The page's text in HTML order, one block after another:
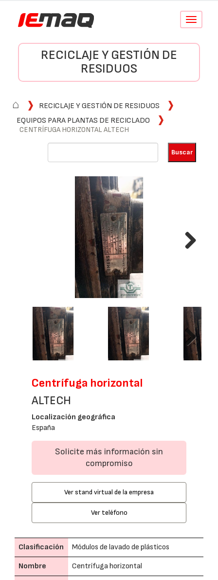
Conmutar
RECICLAJE Y GESTIÓN DE
RESIDUOS
⌂
RECICLAJE Y GESTIÓN DE RESIDUOS
EQUIPOS PARA PLANTAS DE RECICLADO
CENTRÍFUGA HORIZONTAL ALTECH
Next
Centrífuga horizontal
ALTECH
Localización geográfica
España
Solicite más información sin
compromiso
Ver stand virtual de la empresa
Ver teléfono
Clasificación Módulos de lavado de plásticos
Nombre Centrífuga horizontal